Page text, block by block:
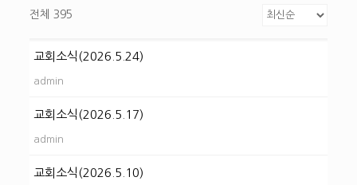
전체 395
교회소식(2026.5.24)
admin
교회소식(2026.5.17)
admin
교회소식(2026.5.10)